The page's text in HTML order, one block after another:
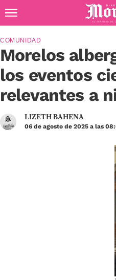
Diario de Morelos
Morelos
los eventos
relevantes a
COMUNIDAD
LIZETH BAHENA
06 de agosto de 2025 a las